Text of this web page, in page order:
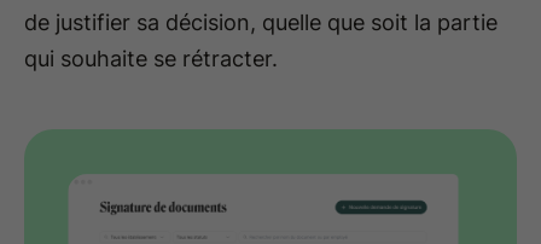
de justifier sa décision, quelle que soit la partie
qui souhaite se rétracter.